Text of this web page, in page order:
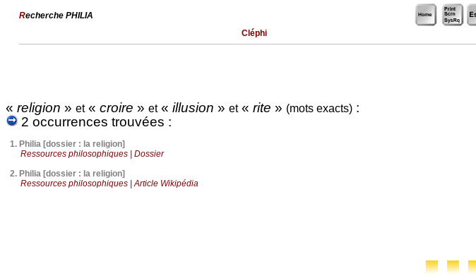
Recherche PHILIA
Cléphi
« religion » et« croire » et« illusion » et« rite » (mots exacts) :
2 occurrences trouvées :
1. Philia [dossier : la religion]
Ressources philosophiques | Dossier
2. Philia [dossier : la religion]
Ressources philosophiques | Article Wikipédia